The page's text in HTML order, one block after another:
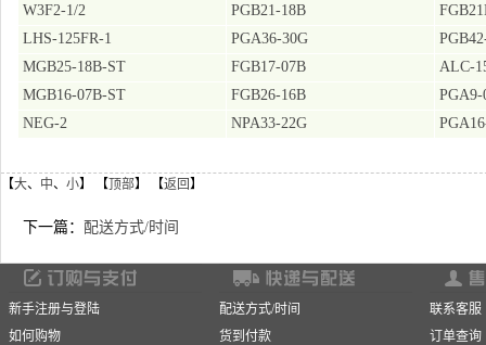
W3F2-1/2
PGB21-18B
LHS-125FR-1
PGA36-30G
MGB25-18B-ST
FGB17-07B
ALC-
MGB16-07B-ST
FGB26-16B
PGA9-
NEG-2
NPA33-22G
【大、 中、 小】 【 顶部】 【返回】
下一篇： 配送方式/时间
新手注册与登陆
如何购物
配送方式/时间
货到付款
联系客服
订单查询